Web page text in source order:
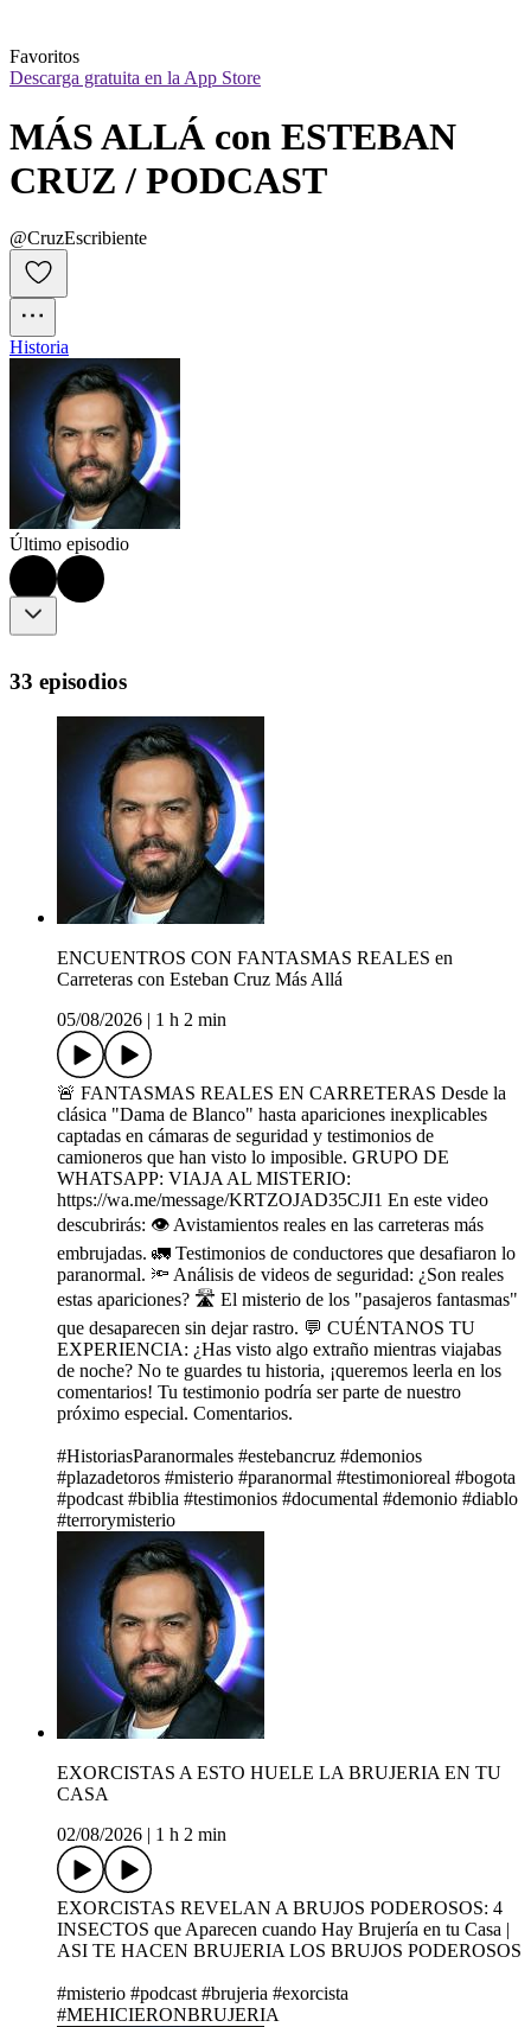
Favoritos
Descarga gratuita en la App Store
MÁS ALLÁ con ESTEBAN
CRUZ / PODCAST
@CruzEscribiente
Historia
Último episodio
33 episodios
ENCUENTROS CON FANTASMAS REALES en
Carreteras con Esteban Cruz Más Allá
05/08/2026
1 h 2 min
🚨 FANTASMAS REALES EN CARRETERAS Desde la
clásica "Dama de Blanco" hasta apariciones inexplicables
captadas en cámaras de seguridad y testimonios de
camioneros que han visto lo imposible. GRUPO DE
WHATSAPP: VIAJA AL MISTERIO:
https://wa.me/message/KRTZOJAD35CJI1 En este video
descubrirás: 👁️ Avistamientos reales en las carreteras más
embrujadas. 🚛 Testimonios de conductores que desafiaron lo
paranormal. 🔦 Análisis de videos de seguridad: ¿Son reales
estas apariciones? 🛣️ El misterio de los "pasajeros fantasmas"
que desaparecen sin dejar rastro. 💬 CUÉNTANOS TU
EXPERIENCIA: ¿Has visto algo extraño mientras viajabas
de noche? No te guardes tu historia, ¡queremos leerla en los
comentarios! Tu testimonio podría ser parte de nuestro
próximo especial. Comentarios.
#HistoriasParanormales #estebancruz #demonios
#plazadetoros #misterio #paranormal #testimonioreal #bogota
#podcast #biblia #testimonios #documental #demonio #diablo
#terrorymisterio
EXORCISTAS A ESTO HUELE LA BRUJERIA EN TU
CASA
02/08/2026
1 h 2 min
EXORCISTAS REVELAN A BRUJOS PODEROSOS: 4
INSECTOS que Aparecen cuando Hay Brujería en tu Casa |
ASI TE HACEN BRUJERIA LOS BRUJOS PODEROSOS
#misterio #podcast #brujeria #exorcista
#MEHICIERONBRUJERIA